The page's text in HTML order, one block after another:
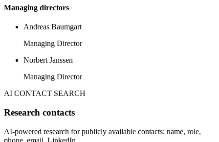
Managing directors
Andreas Baumgart
Managing Director
Norbert Janssen
Managing Director
AI CONTACT SEARCH
Research contacts
AI-powered research for publicly available contacts: name, role,
phone, email, LinkedIn.